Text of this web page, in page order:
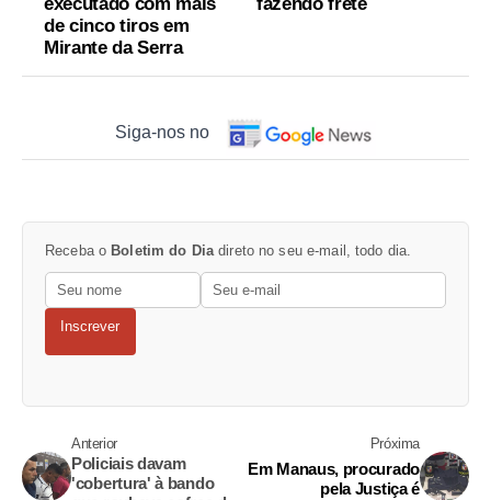
de cinco tiros em
Mirante da Serra
Siga-nos no
Receba o Boletim do Dia direto no seu e-mail, todo dia.
Inscrever
Anterior
Policiais davam
'cobertura' à bando
Próxima
Em Manaus, procurado
pela Justiça é